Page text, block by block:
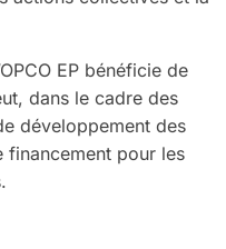
EP bénéficie de
dans le cadre des
développement des
financement pour les